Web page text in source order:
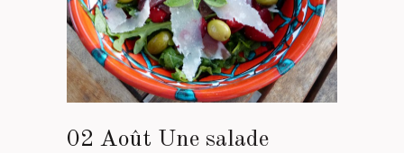
02 Août Une salade